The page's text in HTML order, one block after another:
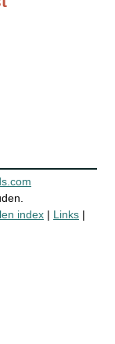
index| Links|